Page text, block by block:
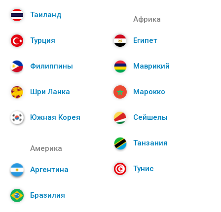
Таиланд
Турция
Филиппины
Шри Ланка
Южная Корея
Африка
Египет
Маврикий
Марокко
Сейшелы
Танзания
Тунис
Америка
Аргентина
Бразилия